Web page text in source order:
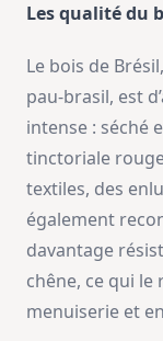
Les qualité du
Le bois de
pau‑brasil, est
intense : séché
tinctoriale
textiles, des
également
davantage
chêne, ce qui
menuiserie et